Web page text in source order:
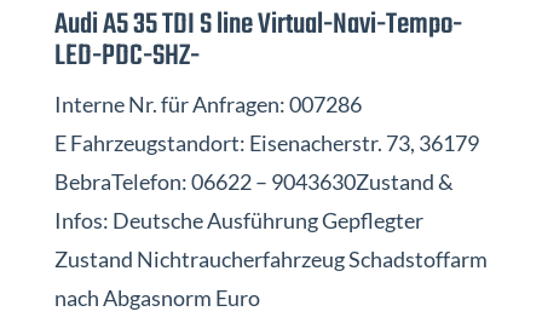
Audi A5 35 TDI S line Virtual-Navi-Tempo-
LED-PDC-SHZ-
Interne Nr. für Anfragen: 007286
E Fahrzeugstandort: Eisenacherstr. 73, 36179
BebraTelefon: 06622 – 9043630Zustand &
Infos: Deutsche Ausführung Gepflegter
Zustand Nichtraucherfahrzeug Schadstoffarm
nach Abgasnorm Euro